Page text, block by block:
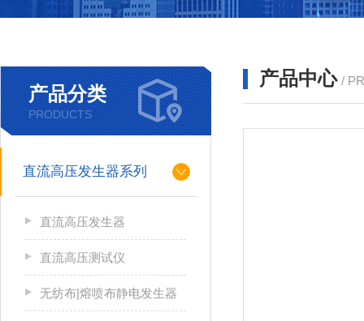
产品分类
PRODUCTS
直流高压发生器系列
直流高压发生器
直流高压测试仪
无纺布|熔喷布静电发生器
产品中心 /